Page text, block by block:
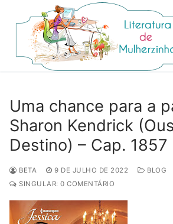
para
conteúdo
Uma chance para a
Sharon Kendrick
Destino) – Cap. 1857
BETA 9 DE JULHO DE 2022
BLOG
SINGULAR: 0 COMENTÁRIO